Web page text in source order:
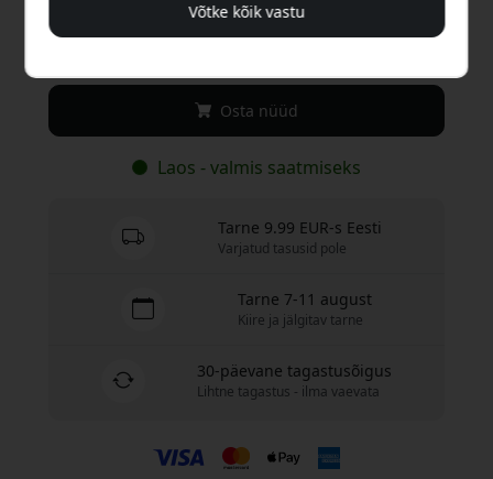
Soovitatav hind
39.99 EUR
Osta nüüd
Laos - valmis saatmiseks
Tarne 9.99 EUR-s Eesti
Varjatud tasusid pole
Tarne 7-11 august
Kiire ja jälgitav tarne
30-päevane tagastusõigus
Lihtne tagastus - ilma vaevata
Võtke kõik vastu